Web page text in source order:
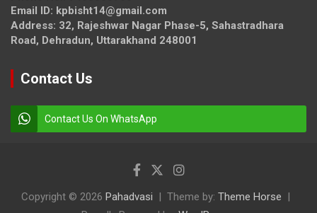
Email ID: kpbisht14@gmail.com
Address: 32, Rajeshwar Nagar Phase-5, Sahastradhara
Road, Dehradun, Uttarakhand 248001
Contact Us
Contact Us On WhatsApp
Copyright © 2026 Pahadvasi Theme by: Theme Horse